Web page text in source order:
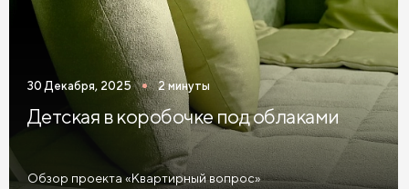
Синие прикроватные тумбы
Коричневые прикроватные тумбы
Светлые прикроватные тумбы
Прикроватные тумбы графит
Желтые прикроватные тумбы
30 Декабря, 2025 2 минуты
Детская в коробочке под облаками
Обзор проекта «Квартирный вопрос»